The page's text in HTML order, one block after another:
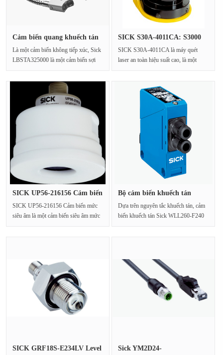
Cảm biến quang khuếch tán
Là một cảm biến không tiếp xúc, Sick
LBSTA325000 là một cảm biến sợi
SICK S30A-4011CA: S3000
SICK S30A-4011CA là máy quét
laser an toàn hiệu suất cao, là một
SICK UP56-216156 Cảm biến
SICK UP56-216156 Cảm biến mức
siêu âm là một cảm biến siêu âm mức
Bộ cảm biến khuếch tán
Dựa trên nguyên tắc khuếch tán, cảm
biến khuếch tán Sick WLL260-F240
SICK GRF18S-E234LV Level
Sick YM2D24-